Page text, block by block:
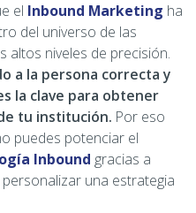
el Inbound Marketing ha
del universo de las
altos niveles de precisión.
a la persona correcta y
la clave para obtener
tu institución. Por eso
puedes potenciar el
Inbound gracias a
una estrategia